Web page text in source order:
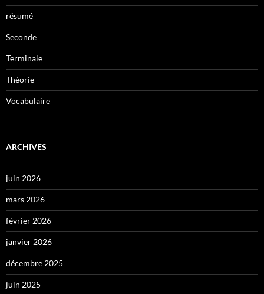
résumé
Seconde
Terminale
Théorie
Vocabulaire
ARCHIVES
juin 2026
mars 2026
février 2026
janvier 2026
décembre 2025
juin 2025